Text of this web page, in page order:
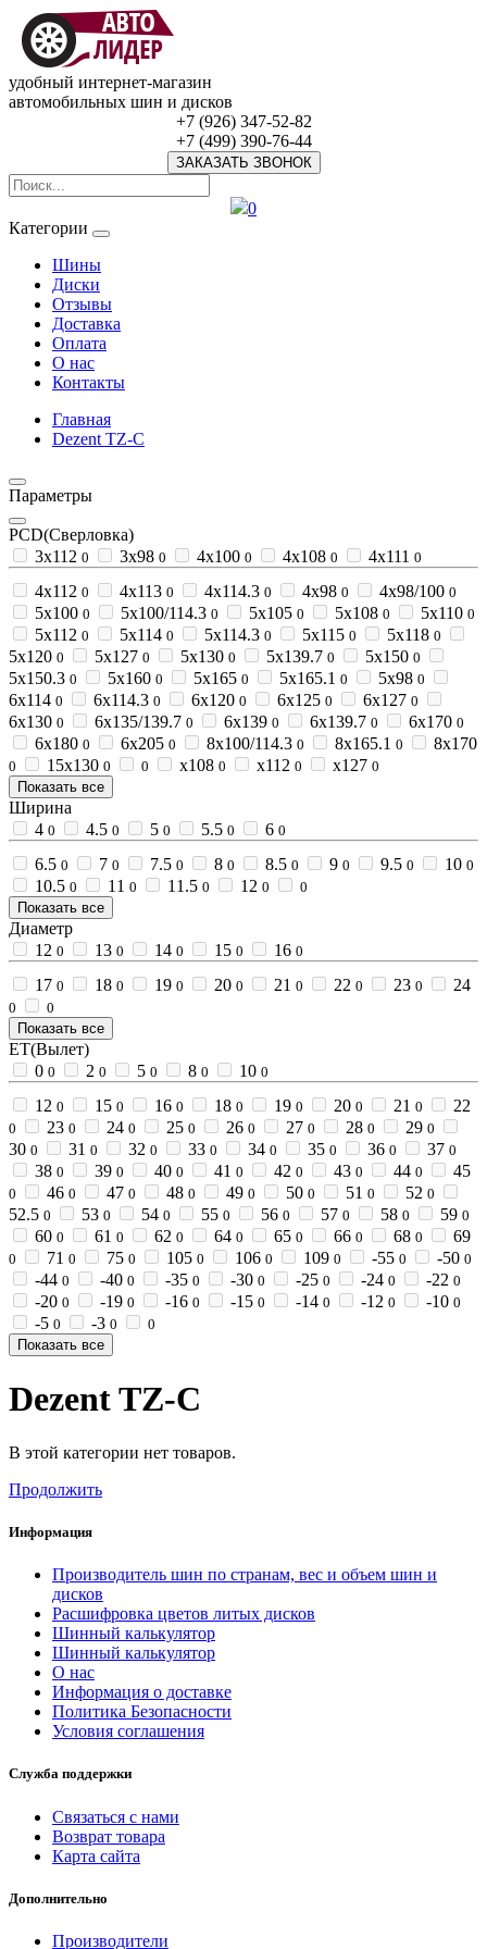
удобный интернет-магазин
автомобильных шин и дисков
+7 (926) 347-52-82
+7 (499) 390-76-44
ЗАКАЗАТЬ ЗВОНОК
0
Категории
Шины
Диски
Отзывы
Доставка
Оплата
О нас
Контакты
Главная
Dezent TZ-C
Параметры
PCD(Сверловка)
3x112 0 3x98 0 4x100 0 4x108 0 4x111 0
4x112 0 4x113 0 4x114.3 0 4x98 0 4x98/100 0
5x100 0 5x100/114.3 0 5x105 0 5x108 0 5x110 0
5x112 0 5x114 0 5x114.3 0 5x115 0 5x118 0
5x120 0 5x127 0 5x130 0 5x139.7 0 5x150 0
5x150.3 0 5x160 0 5x165 0 5x165.1 0 5x98 0
6x114 0 6x114.3 0 6x120 0 6x125 0 6x127 0
6x130 0 6x135/139.7 0 6x139 0 6x139.7 0 6x170 0
6x180 0 6x205 0 8x100/114.3 0 8x165.1 0 8x170
0 15x130 0 0 x108 0 x112 0 x127 0
Показать все
Ширина
4 0 4.5 0 5 0 5.5 0 6 0
6.5 0 7 0 7.5 0 8 0 8.5 0 9 0 9.5 0 10 0
10.5 0 11 0 11.5 0 12 0
0
Показать все
Диаметр
12 0 13 0 14 0 15 0 16 0
17 0 18 0 19 0 20 0 21 0 22 0 23 0 24
0
0
Показать все
ET(Вылет)
0 0 2 0 5 0 8 0 10 0
12 0 15 0 16 0 18 0 19 0 20 0 21 0 22
0 23 0 24 0 25 0 26 0 27 0 28 0 29 0
30 0 31 0 32 0 33 0 34 0 35 0 36 0 37 0
38 0 39 0 40 0 41 0 42 0 43 0 44 0 45
0 46 0 47 0 48 0 49 0 50 0 51 0 52 0
52.5 0 53 0 54 0 55 0 56 0 57 0 58 0 59 0
60 0 61 0 62 0 64 0 65 0 66 0 68 0 69
0 71 0 75 0 105 0 106 0 109 0 -55 0 -50 0
-44 0 -40 0 -35 0 -30 0 -25 0 -24 0 -22 0
-20 0 -19 0 -16 0 -15 0 -14 0 -12 0 -10 0
-5 0 -3 0
0
Показать все
Dezent TZ-C
В этой категории нет товаров.
Продолжить
Информация
Производитель шин по странам, вес и объем шин и
дисков
Расшифровка цветов литых дисков
Шинный калькулятор
Шинный калькулятор
О нас
Информация о доставке
Политика Безопасности
Условия соглашения
Служба поддержки
Связаться с нами
Возврат товара
Карта сайта
Дополнительно
Производители